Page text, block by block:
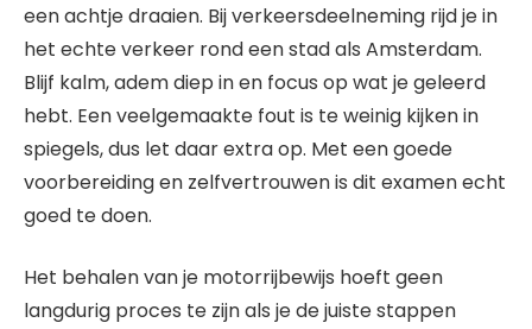
een achtje draaien. Bij verkeersdeelneming rijd je in
het echte verkeer rond een stad als Amsterdam.
Blijf kalm, adem diep in en focus op wat je geleerd
hebt. Een veelgemaakte fout is te weinig kijken in
spiegels, dus let daar extra op. Met een goede
voorbereiding en zelfvertrouwen is dit examen echt
goed te doen.
Het behalen van je motorrijbewijs hoeft geen
langdurig proces te zijn als je de juiste stappen